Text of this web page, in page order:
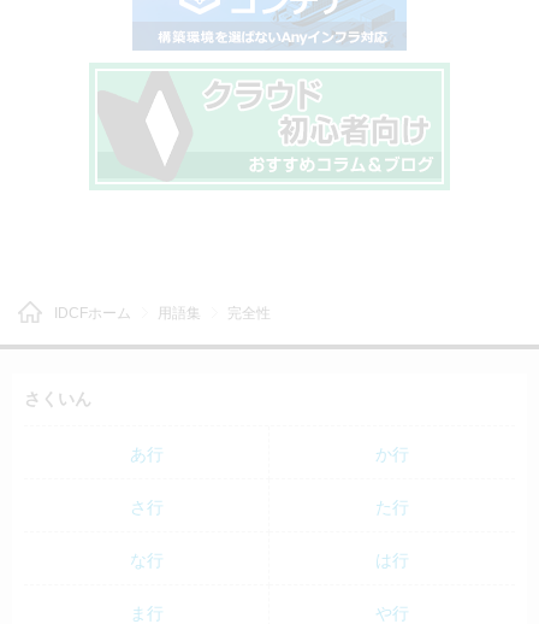
IDCFホーム 用語集 完全性
さくいん
あ行 か行
さ行 た行
な行 は行
ま行 や行